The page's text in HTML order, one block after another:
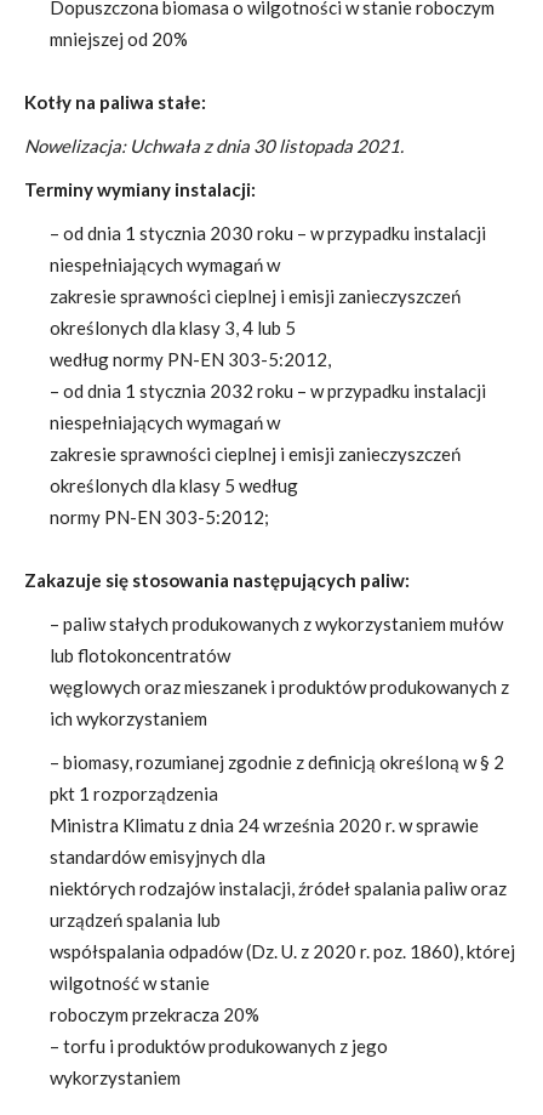
Dopuszczona biomasa o wilgotności w stanie roboczym
mniejszej od 20%
Kotły na paliwa stałe:
Nowelizacja: Uchwała z dnia 30 listopada 2021.
Terminy wymiany instalacji:
– od dnia 1 stycznia 2030 roku – w przypadku instalacji
niespełniających wymagań w
zakresie sprawności cieplnej i emisji zanieczyszczeń
określonych dla klasy 3, 4 lub 5
według normy PN-EN 303-5:2012,
– od dnia 1 stycznia 2032 roku – w przypadku instalacji
niespełniających wymagań w
zakresie sprawności cieplnej i emisji zanieczyszczeń
określonych dla klasy 5 według
normy PN-EN 303-5:2012;
Zakazuje się stosowania następujących paliw:
– paliw stałych produkowanych z wykorzystaniem mułów
lub flotokoncentratów
węglowych oraz mieszanek i produktów produkowanych z
ich wykorzystaniem
– biomasy, rozumianej zgodnie z definicją określoną w § 2
pkt 1 rozporządzenia
Ministra Klimatu z dnia 24 września 2020 r. w sprawie
standardów emisyjnych dla
niektórych rodzajów instalacji, źródeł spalania paliw oraz
urządzeń spalania lub
współspalania odpadów (Dz. U. z 2020 r. poz. 1860), której
wilgotność w stanie
roboczym przekracza 20%
– torfu i produktów produkowanych z jego
wykorzystaniem